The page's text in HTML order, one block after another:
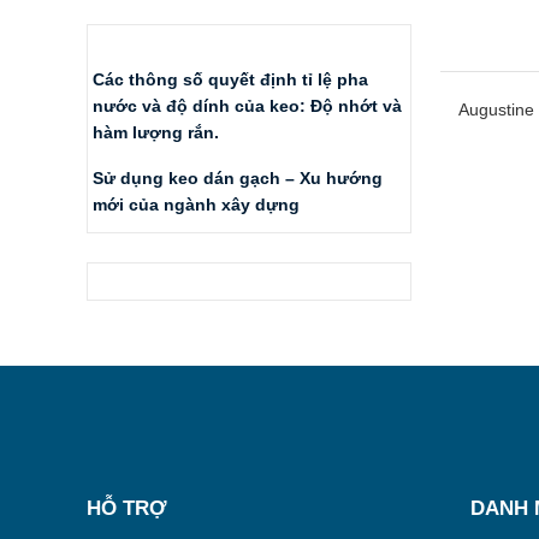
Augustine
Các thông số quyết định tỉ lệ pha
nước và độ dính của keo: Độ nhớt và
hàm lượng rắn.
Sử dụng keo dán gạch – Xu hướng
mới của ngành xây dựng
HỖ TRỢ DANH